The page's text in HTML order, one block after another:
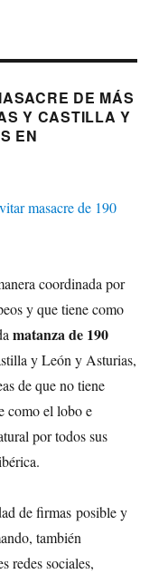
DE MÁS
Y CASTILLA Y
EN
coordinada por
y que tiene como
matanza de 190
y León y Asturias,
de que no tiene
como el lobo e
por todos sus
de firmas posible y
también
redes sociales,